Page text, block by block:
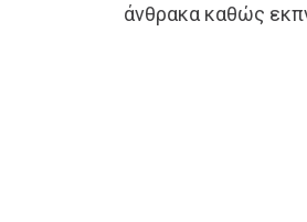
άνθρακα καθώς